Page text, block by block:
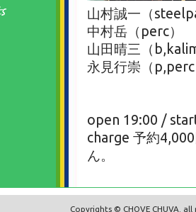
山村誠一（
中村岳（perc）
山田晴三（
永見行崇（
open 19:00 /
charge 予約
ん。
Copyrights © CHOVE CHUVA.